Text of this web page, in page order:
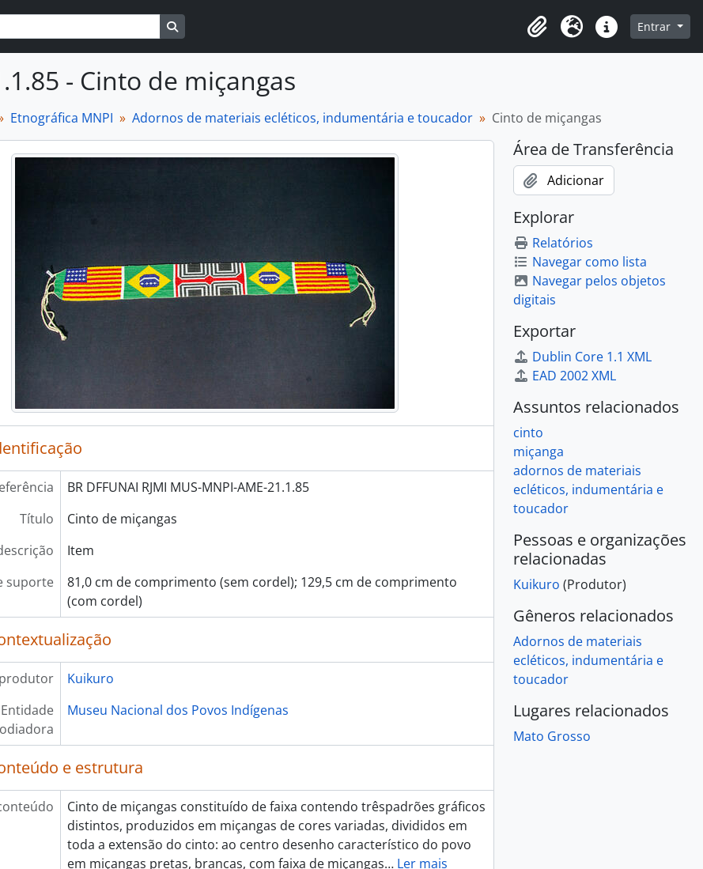
Área de Transferência
Idioma Atalhos Entrar
- Cinto de miçangas
Etnográfica MNPI Adornos de materiais ecléticos, indumentária e toucador Cinto de miçangas
BR DFFUNAI RJMI MUS-MNPI-AME-21.1.85
Título
Cinto de miçangas
Item
suporte
81,0 cm de comprimento (sem cordel); 129,5 cm de comprimento
(com cordel)
Kuikuro
Entidade
Museu Nacional dos Povos Indígenas
e estrutura
Cinto de miçangas constituído de faixa contendo trêspadrões gráficos
distintos, produzidos em miçangas de cores variadas, divididos em
toda a extensão do cinto: ao centro desenho característico do povo
em miçangas pretas, brancas, com faixa de miçangas… Ler mais
Área de Transferência
Adicionar
Explorar
Relatórios
Navegar como lista
Navegar pelos objetos
digitais
Exportar
Dublin Core 1.1 XML
EAD 2002 XML
Assuntos relacionados
cinto
miçanga
adornos de materiais
ecléticos, indumentária e
toucador
Pessoas e organizações
relacionadas
Kuikuro (Produtor)
Gêneros relacionados
Adornos de materiais
ecléticos, indumentária e
toucador
Lugares relacionados
Mato Grosso